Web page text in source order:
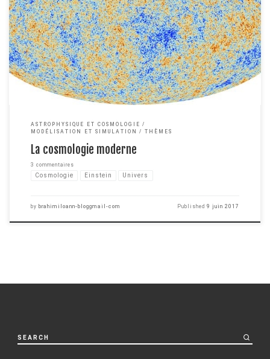
Aujourd'hui on va parler de Cosmologie. Mais le terme Cosmologie est
enfaîte bien trop général pour décrire ce dont je vais vous parler.
Aujourd'hui on va parler de l'évolution de notre Univers. On va essayer de
comprendre comment on peut étudier l'évolution de l'espace physique qui
constitue notre univers et comment […]
ASTROPHYSIQUE ET COSMOLOGIE
MODÉLISATION ET SIMULATION
THÈMES
La cosmologie moderne
3 commentaires
Cosmologie Einstein Univers
by brahimiloann-bloggmail-com Published9 juin 2017
SEARCH